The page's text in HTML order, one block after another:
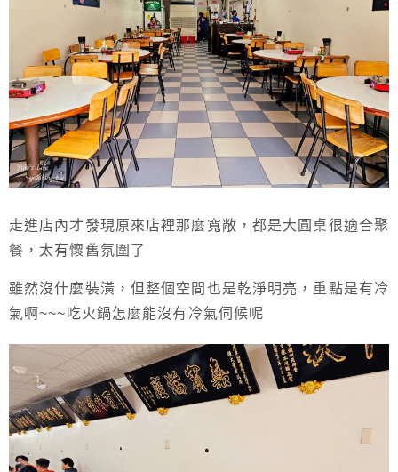
走進店內才發現原來店裡那麼寬敞，都是大圓桌很適合聚
餐，太有懷舊氛圍了
雖然沒什麼裝潢，但整個空間也是乾淨明亮，重點是有冷
氣啊~~~吃火鍋怎麼能沒有冷氣伺候呢